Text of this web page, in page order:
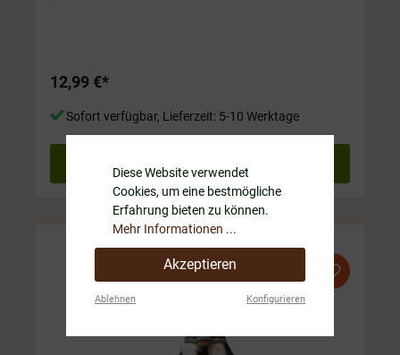
12,99 €*
Sofort verfügbar, Lieferzeit: 5-10 Werktage
In den Warenkorb
Diese Website verwendet
Cookies, um eine bestmögliche
Erfahrung bieten zu können.
Mehr Informationen ...
Akzeptieren
Ablehnen Konfigurieren